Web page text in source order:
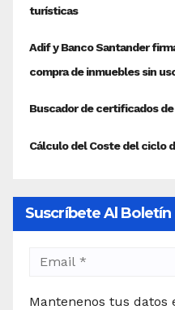
Suscríbete Al Boletín
Mantenenos tus datos